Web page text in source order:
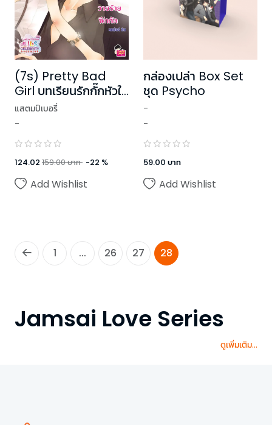
(7s) Pretty Bad
Girl บทเรียนรักกั๊กหัวใจ
ยัยวายร้ายฝึกหัด
แสตมป์เบอรี่
-
124.02 159.00บาท -22 %
Add Wishlist
กล่องเปล่า Box Set
ชุด Psycho
-
-
59.00 บาท
Add Wishlist
1 ... 26 27 28
Jamsai Love Series
ดูเพิ่มเติม...